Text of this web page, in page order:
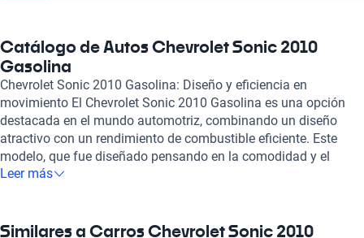
Catálogo de Autos Chevrolet Sonic 2010
Gasolina
Chevrolet Sonic 2010 Gasolina: Diseño y eficiencia en
movimiento El Chevrolet Sonic 2010 Gasolina es una opción
destacada en el mundo automotriz, combinando un diseño
atractivo con un rendimiento de combustible eficiente. Este
modelo, que fue diseñado pensando en la comodidad y el
dinamismo, cuenta con un motor que ofrece una excelente
aerodinámico no solo añade un toque moderno, sino que
Leer más
Similares a Carros Chevrolet Sonic 2010